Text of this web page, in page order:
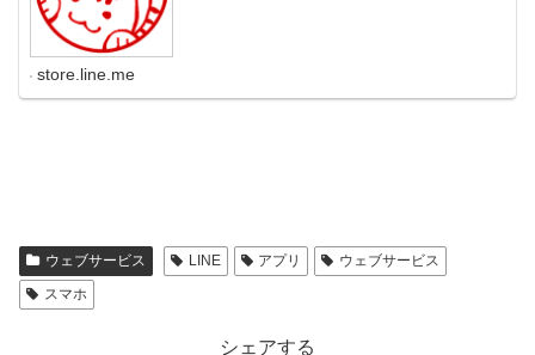
store.line.me
ウェブサービス LINE アプリ
ウェブサービス
スマホ
シェアする